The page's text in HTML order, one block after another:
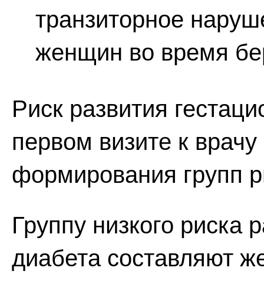
транзиторное
женщин во время
Риск развития
первом визите к
формирования групп
Группу низкого риска
диабета составляют